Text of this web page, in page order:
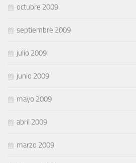
octubre 2009
septiembre 2009
julio 2009
junio 2009
mayo 2009
abril 2009
marzo 2009